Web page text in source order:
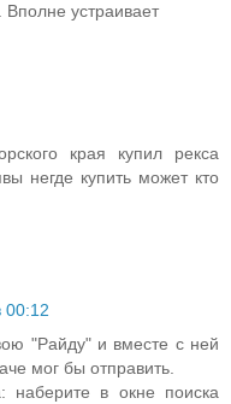
устраивает
края купил рекса
негде купить может кто
00:12
"Райду" и вместе с ней
мог бы отправить.
в окне поиска